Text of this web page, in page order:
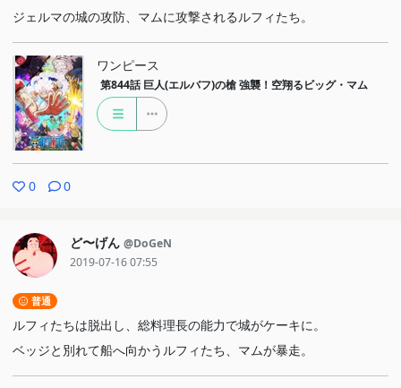
ジェルマの城の攻防、マムに攻撃されるルフィたち。
ワンピース
第844話 巨人(エルバフ)の槍 強襲！空翔るビッグ・マム
0 0
ど〜げん @DoGeN
2019-07-16 07:55
普通
ルフィたちは脱出し、総料理長の能力で城がケーキに。
ベッジと別れて船へ向かうルフィたち、マムが暴走。